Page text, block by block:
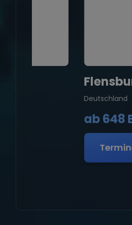
Deutschland
ab 648